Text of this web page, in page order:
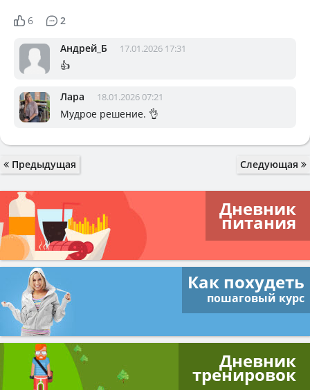
6 2
Андрей_Б 17.01.2026 17:31
👍
Лара 18.01.2026 07:21
Мудрое решение. 👌
Предыдущая Следующая
Дневник
питания
Как похудеть
пошаговый курс
Дневник
тренировок